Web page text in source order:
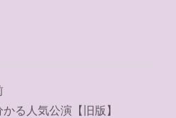
る人気公演【旧版】